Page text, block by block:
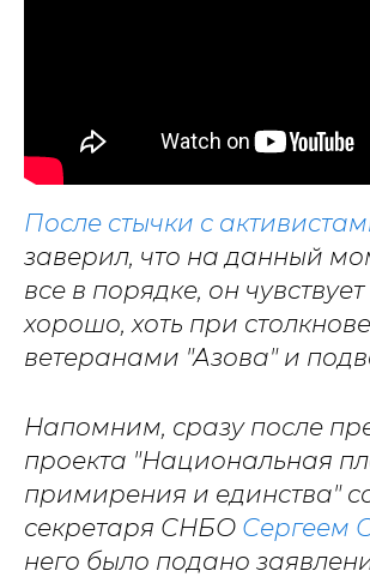
После стычки с
заверил, что на данный
все в порядке, он
хорошо, хоть при
ветеранами "Азова" и
Напомним, сразу после
проекта "Национальная
примирения и единства"
секретаря СНБО Сергеем
него было подано